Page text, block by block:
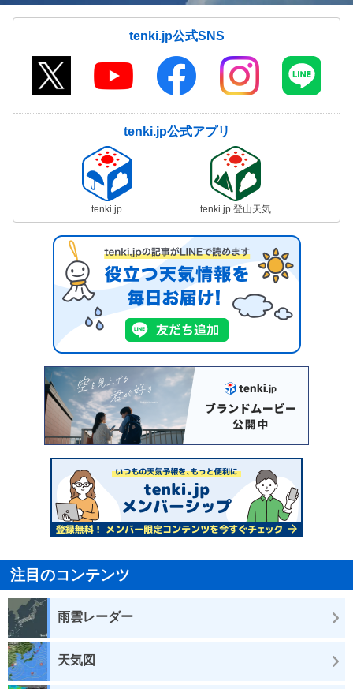
tenki.jp公式SNS
tenki.jp公式アプリ
tenki.jp tenki.jp 登山天気
注目のコンテンツ
雨雲レーダー
天気図